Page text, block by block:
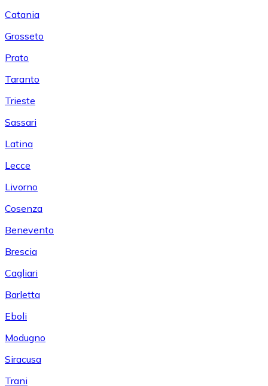
Catania
Grosseto
Prato
Taranto
Trieste
Sassari
Latina
Lecce
Livorno
Cosenza
Benevento
Brescia
Cagliari
Barletta
Eboli
Modugno
Siracusa
Trani